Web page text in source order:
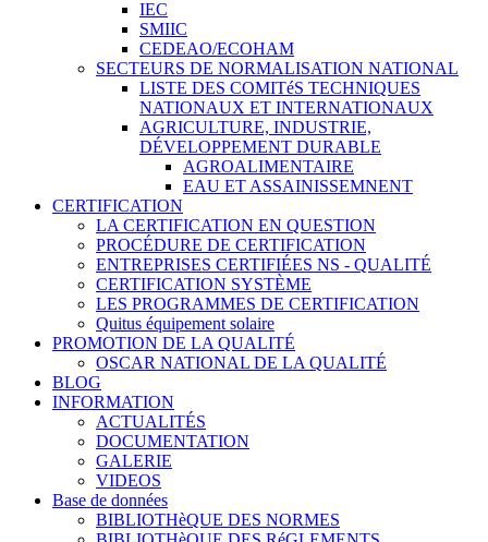
IEC
SMIIC
CEDEAO/ECOHAM
SECTEURS DE NORMALISATION NATIONAL
LISTE DES COMITéS TECHNIQUES
NATIONAUX ET INTERNATIONAUX
AGRICULTURE, INDUSTRIE,
DÉVELOPPEMENT DURABLE
AGROALIMENTAIRE
EAU ET ASSAINISSEMNENT
CERTIFICATION
LA CERTIFICATION EN QUESTION
PROCÉDURE DE CERTIFICATION
ENTREPRISES CERTIFIÉES NS - QUALITÉ
CERTIFICATION SYSTÈME
LES PROGRAMMES DE CERTIFICATION
Quitus équipement solaire
PROMOTION DE LA QUALITÉ
OSCAR NATIONAL DE LA QUALITÉ
BLOG
INFORMATION
ACTUALITÉS
DOCUMENTATION
GALERIE
VIDEOS
Base de données
BIBLIOTHèQUE DES NORMES